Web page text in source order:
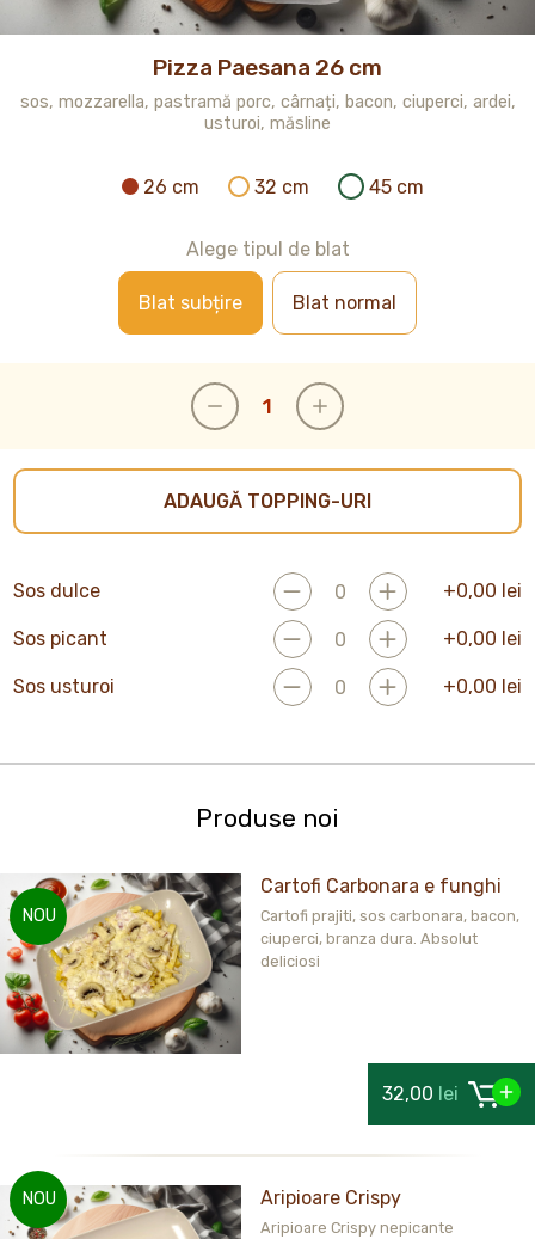
Pizza Paesana 26 cm
sos, mozzarella, pastramă porc, cârnați, bacon, ciuperci, ardei,
usturoi, măsline
26 cm 32 cm 45 cm
Alege tipul de blat
Blat subțire Blat normal
ADAUGĂ TOPPING-URI
Sos dulce +0,00 lei
Sos picant +0,00 lei
Sos usturoi +0,00 lei
Produse noi
NOU
Cartofi Carbonara e funghi
Cartofi prajiti, sos carbonara, bacon,
ciuperci, branza dura. Absolut
deliciosi
32,00 lei
NOU Aripioare Crispy
Aripioare Crispy nepicante